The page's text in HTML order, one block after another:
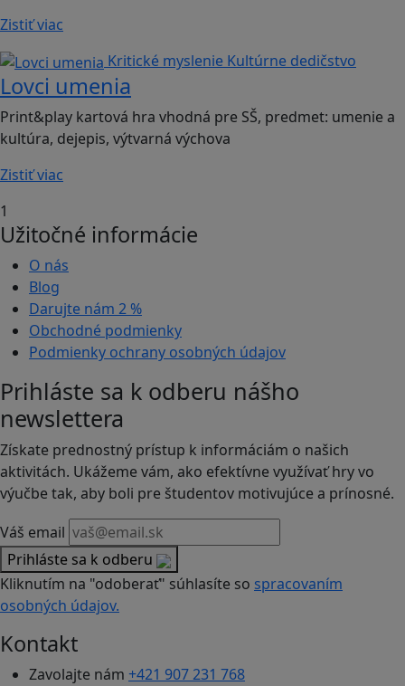
Zistiť viac
Kritické myslenie Kultúrne dedičstvo
Lovci umenia
Print&play kartová hra vhodná pre SŠ, predmet: umenie a
kultúra, dejepis, výtvarná výchova
Zistiť viac
1
Užitočné informácie
O nás
Blog
Darujte nám 2 %
Obchodné podmienky
Podmienky ochrany osobných údajov
Prihláste sa k odberu nášho
newslettera
Získate prednostný prístup k informáciám o našich
aktivitách. Ukážeme vám, ako efektívne využívať hry vo
výučbe tak, aby boli pre študentov motivujúce a prínosné.
Váš email
Prihláste sa k odberu
Kliknutím na "odoberať" súhlasíte so spracovaním
osobných údajov.
Kontakt
Zavolajte nám +421 907 231 768